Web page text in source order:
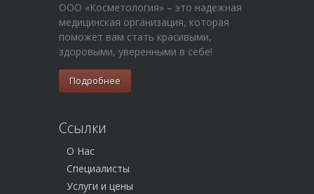
ООО «Косметология» – это надежная
медицинская организация, которая
поможет вам стать красивыми,
здоровыми, уверенными в себе!
Подробнее
Ссылки
О Нас
Специалисты
Услуги и цены